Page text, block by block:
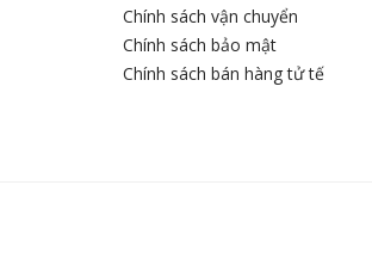
Chính sách vận chuyển
Chính sách bảo mật
Chính sách bán hàng tử tế